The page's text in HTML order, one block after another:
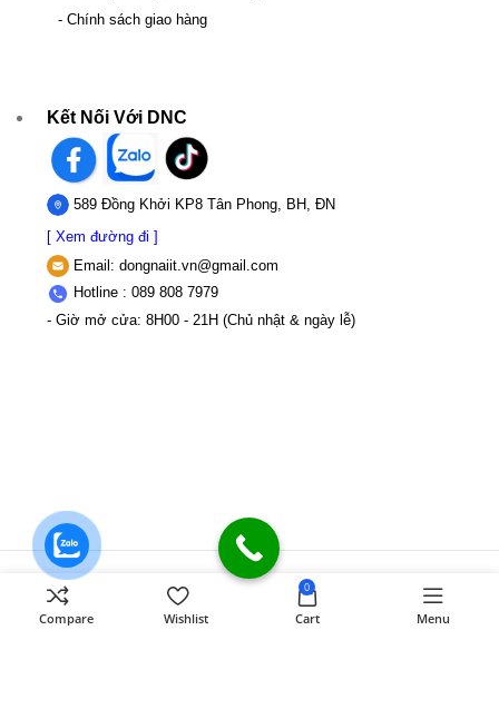
- Chính sách giao hàng
Kết Nối Với DNC
589 Đồng Khởi KP8 Tân Phong, BH, ĐN
[ Xem đường đi ]
Email: dongnaiit.vn@gmail.com
Hotline : 089 808 7979
- Giờ mở cửa: 8H00 - 21H (Chủ nhật & ngày lễ)
CÔNG TY TNHH VI TÍNH ĐỒNG NAI Số
589,Đồng Khởi, KP8, P.Tân Triều, Tỉnh
Đồng Nai
MST: 3603507123 Sở Kế
Compare Wishlist
0
Cart Menu